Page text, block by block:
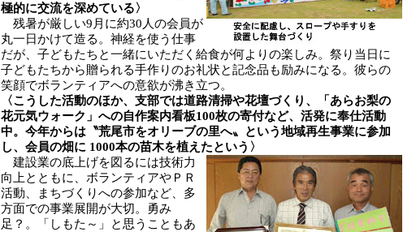
極的に交流を深めている〉
残暑が厳しい9月に約30人の会員が
丸一日かけて造る。神経を使う仕事
だが、子どもたちと一緒にいただく給食が何よりの楽しみ。祭り当日に
子どもたちから贈られる手作りのお礼状と記念品も励みになる。彼らの
笑顔でボランティアへの意欲が沸き立つ。
〈こうした活動のほか、支部では道路清掃や花壇づくり、「あらお梨の
花元気ウォーク」への自作案内看板100枚の寄付など、活発に奉仕活動
中。今年からは〝荒尾市をオリーブの里へ〟という地域再生事業に参加
し、会員の畑に 1000本の苗木を植えたという〉
建設業の底上げを図るには技術力
向上とともに、ボランティアやＰＲ
活動、まちづくりへの参加など、多
方面での事業展開が大切。勇み
足？。「しもた～」と思うこともあ